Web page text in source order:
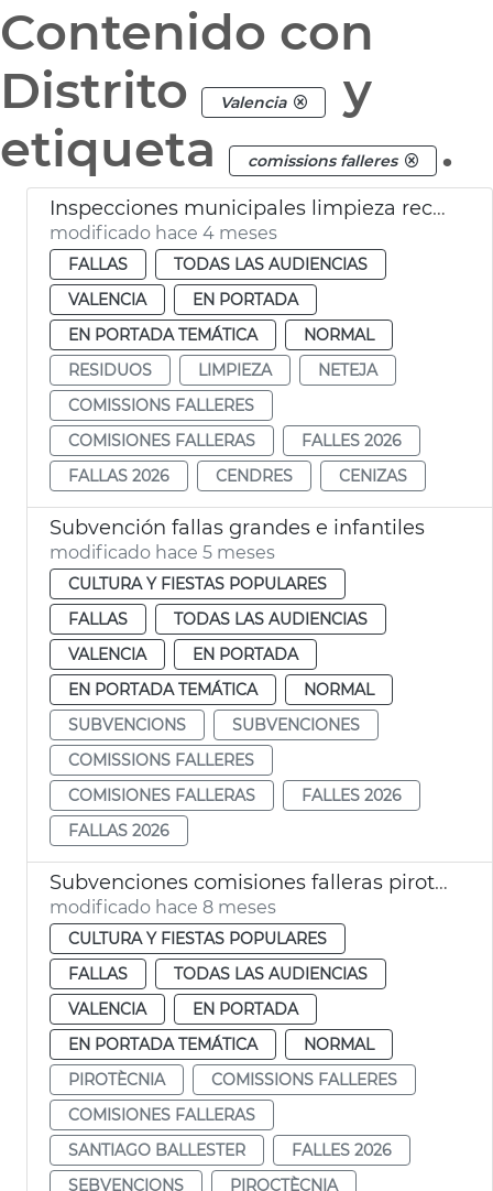
Contenido con
Distrito
Valencia
y
etiqueta
comissions falleres .
Inspecciones municipales limpieza recogida residuos Fallas València 2026
modificado hace 4 meses
FALLAS
TODAS LAS AUDIENCIAS
VALENCIA
EN PORTADA
EN PORTADA TEMÁTICA
NORMAL
RESIDUOS
LIMPIEZA
NETEJA
COMISSIONS FALLERES
COMISIONES FALLERAS
FALLES 2026
FALLAS 2026
CENDRES CENIZAS
Subvención fallas grandes e infantiles
modificado hace 5 meses
CULTURA Y FIESTAS POPULARES
FALLAS
TODAS LAS AUDIENCIAS
VALENCIA
EN PORTADA
EN PORTADA TEMÁTICA
NORMAL
SUBVENCIONS
SUBVENCIONES
COMISSIONS FALLERES
COMISIONES FALLERAS
FALLES 2026
FALLAS 2026
Subvenciones comisiones falleras pirotecnia 2026
modificado hace 8 meses
CULTURA Y FIESTAS POPULARES
FALLAS
TODAS LAS AUDIENCIAS
VALENCIA
EN PORTADA
EN PORTADA TEMÁTICA
NORMAL
PIROTÈCNIA
COMISSIONS FALLERES
COMISIONES FALLERAS
SANTIAGO BALLESTER
FALLES 2026
SEBVENCIONS
PIROCTÈCNIA